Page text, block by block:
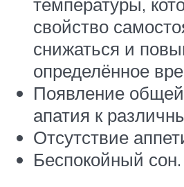
свойство
снижаться и
определённое
Появление
апатия к
Отсутствие
Беспокойный сон.